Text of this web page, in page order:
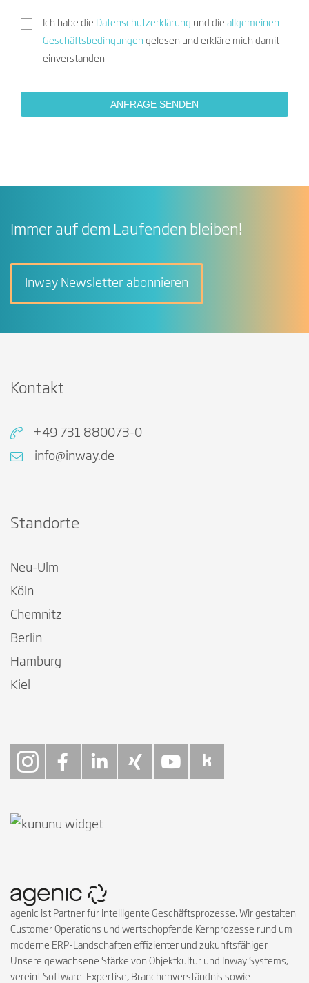
Ich habe die Datenschutzerklärung und die allgemeinen
Geschäftsbedingungen gelesen und erkläre mich damit
einverstanden.
Immer auf dem Laufenden bleiben!
Inway Newsletter abonnieren
Kontakt
+49 731 880073-0
info@inway.de
Standorte
Neu-Ulm
Köln
Chemnitz
Berlin
Hamburg
Kiel
agenic ist Partner für intelligente Geschäftsprozesse. Wir gestalten
Customer Operations und wertschöpfende Kernprozesse rund um
moderne ERP-Landschaften effizienter und zukunftsfähiger.
Unsere gewachsene Stärke von Objektkultur und Inway Systems,
vereint Software-Expertise, Branchenverständnis sowie